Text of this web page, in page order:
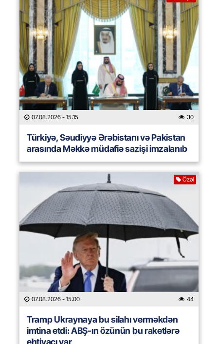
07.08.2026 - 15:15 30
Türkiyə, Səudiyyə Ərəbistanı və Pakistan
arasında Məkkə müdafiə sazişi imzalanıb
Özəl
07.08.2026 - 15:00 44
Tramp Ukraynaya bu silahı verməkdən
imtina etdi: ABŞ-ın özünün bu raketlərə
ehtiyacı var